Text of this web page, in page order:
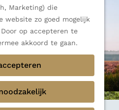
Marketing) die
website zo goed mogelijk
op accepteren te
akkoord te gaan.